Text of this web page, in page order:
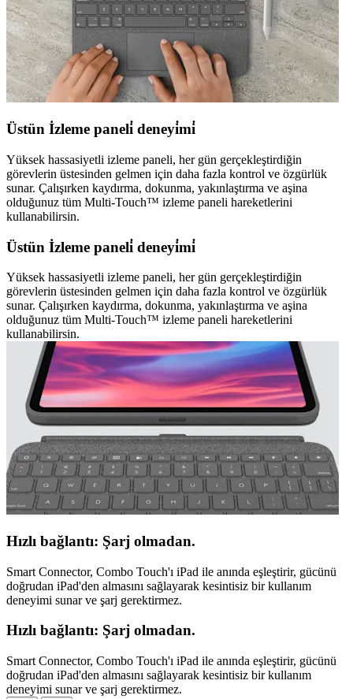
Üstün İzleme paneli̇ deneyi̇mi̇
Yüksek hassasiyetli izleme paneli, her gün gerçekleştirdiğin
görevlerin üstesinden gelmen için daha fazla kontrol ve özgürlük
sunar. Çalışırken kaydırma, dokunma, yakınlaştırma ve aşina
olduğunuz tüm Multi-Touch™ izleme paneli hareketlerini
kullanabilirsin.
Üstün İzleme paneli̇ deneyi̇mi̇
Yüksek hassasiyetli izleme paneli, her gün gerçekleştirdiğin
görevlerin üstesinden gelmen için daha fazla kontrol ve özgürlük
sunar. Çalışırken kaydırma, dokunma, yakınlaştırma ve aşina
olduğunuz tüm Multi-Touch™ izleme paneli hareketlerini
kullanabilirsin.
Hızlı bağlantı: Şarj olmadan.
Smart Connector, Combo Touch'ı iPad ile anında eşleştirir, gücünü
doğrudan iPad'den almasını sağlayarak kesintisiz bir kullanım
deneyimi sunar ve şarj gerektirmez.
Hızlı bağlantı: Şarj olmadan.
Smart Connector, Combo Touch'ı iPad ile anında eşleştirir, gücünü
doğrudan iPad'den almasını sağlayarak kesintisiz bir kullanım
deneyimi sunar ve şarj gerektirmez.